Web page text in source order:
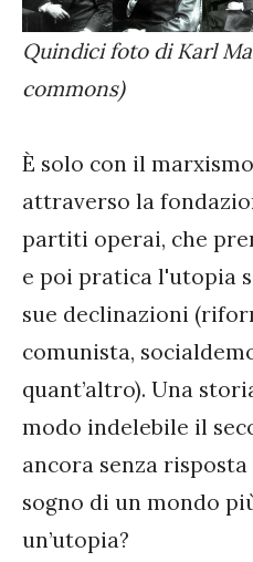
Quindici foto di Karl
commons)
È solo con il
attraverso la
partiti operai, che
e poi pratica l'utopia
sue declinazioni
comunista,
quant’altro). Una
modo indelebile il
ancora senza
sogno di un mondo
un’utopia?